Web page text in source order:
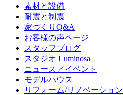
素材と設備
耐震と制震
家づくりQ&A
お客様の声ページ
スタッフブログ
スタジオ Luminosa
ニュース／イベント
モデルハウス
リフォーム/リノベーション